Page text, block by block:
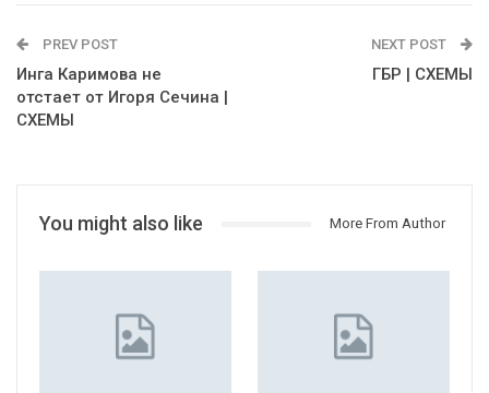
PREV POST
Инга Каримова не
отстает от Игоря Сечина |
СХЕМЫ
NEXT POST
ГБР | СХЕМЫ
You might also like More From Author